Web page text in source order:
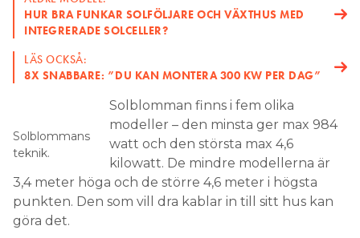
8X SNABBARE: ”DU KAN MONTERA 300 KW PER DAG”
Solblommans
teknik.
Solblomman finns i fem olika
watt och den största max 4,6
kilowatt. De mindre modellerna är
3,4 meter höga och de större 4,6 meter i högsta
punkten. Den som vill dra kablar in till sitt hus kan
göra det.
Blombladen är så kallade bifacial-solceller, vilket
innebär att el produceras av solinstrålning från båda
sidorna. Blomman följer också automatiskt solen